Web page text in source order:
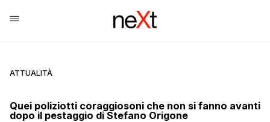
ATTUALITÀ
Quei poliziotti coraggiosoni che non si fanno avanti
dopo il pestaggio di Stefano Origone